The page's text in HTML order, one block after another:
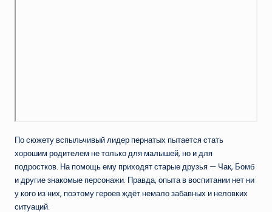
По сюжету вспыльчивый лидер пернатых пытается стать
хорошим родителем не только для малышей, но и для
подростков. На помощь ему приходят старые друзья — Чак, Бомб
и другие знакомые персонажи. Правда, опыта в воспитании нет ни
у кого из них, поэтому героев ждёт немало забавных и неловких
ситуаций.